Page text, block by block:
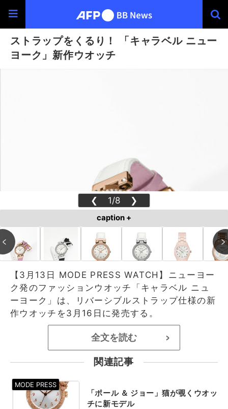
ストラップをくるり！ 「キャラベル ニュー
ヨーク」新作ウオッチ
❮ 1/8 ❯
caption +
【3月13日 MODE PRESS WATCH】ニューヨー
ク発のファッションウオッチ「キャラベル ニュ
ーヨーク」は、リバーシブルストラップ仕様の新
作ウオッチを3月16日に発売する。
全文を読む >
関連記事
「ポール ＆ ジョー」猫が覗くウオッ
チに新モデル